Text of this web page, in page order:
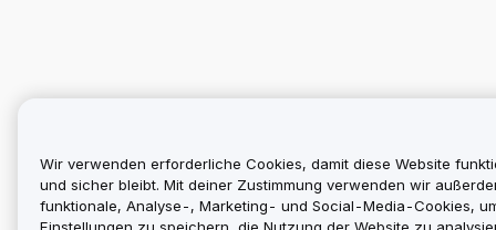
Wir verwenden erforderliche Cookies, damit diese Website
und sicher bleibt. Mit deiner Zustimmung verwenden wir
funktionale, Analyse-, Marketing- und Social-Media-Cookies,